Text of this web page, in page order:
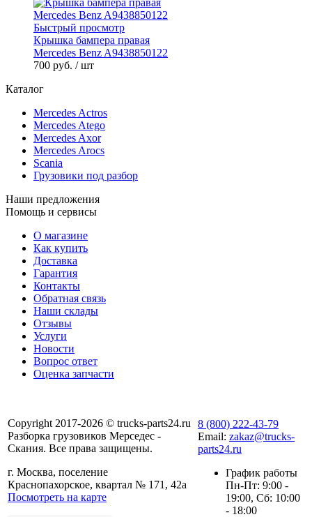
Быстрый просмотр
Крышка бампера правая
Mercedes Benz A9438850122
700 руб. / шт
Каталог
Mercedes Actros
Mercedes Atego
Mercedes Axor
Mercedes Arocs
Scania
Грузовики под разбор
Наши предложения
Помощь и сервисы
О магазине
Как купить
Доставка
Гарантия
Контакты
Обратная связь
Наши склады
Отзывы
Услуги
Новости
Вопрос ответ
Оценка запчасти
Copyright 2017-2026 © trucks-parts24.ru
Разборка грузовиков Мерседес -
Скания. Все права защищены.
г. Москва, поселение
Краснопахорское, квартал № 171, 42а
Посмотреть на карте
8 (800) 222-43-79
Email: zakaz@trucks-
parts24.ru
График работы
Пн-Пт: 9:00 -
19:00, Сб: 10:00
- 18:00